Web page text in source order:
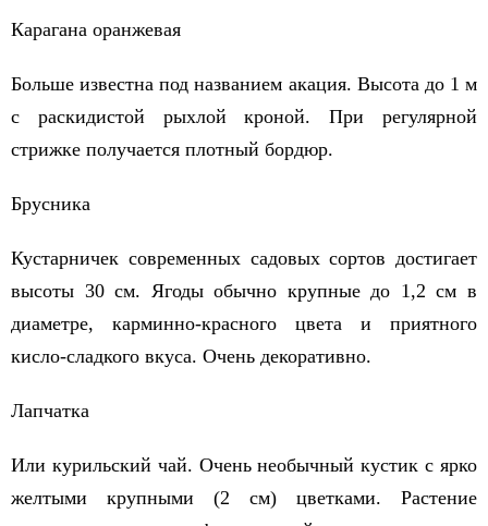
Карагана оранжевая
Больше известна под названием акация. Высота до 1 м
с раскидистой рыхлой кроной. При регулярной
стрижке получается плотный бордюр.
Брусника
Кустарничек современных садовых сортов достигает
высоты 30 см. Ягоды обычно крупные до 1,2 см в
диаметре, карминно-красного цвета и приятного
кисло-сладкого вкуса. Очень декоративно.
Лапчатка
Или курильский чай. Очень необычный кустик с ярко
желтыми крупными (2 см) цветками. Растение